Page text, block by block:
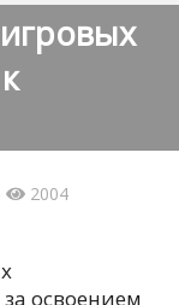
2004
освоением